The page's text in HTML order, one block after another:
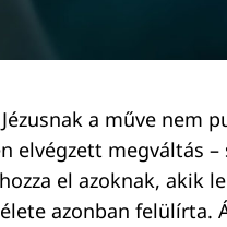
a műve nem
elvégzett megváltás
el azoknak, akik
azonban felülírta.